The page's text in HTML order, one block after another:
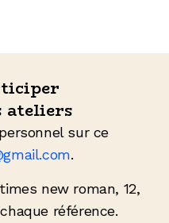
ateliers
sur ce
.
new roman, 12,
référence.